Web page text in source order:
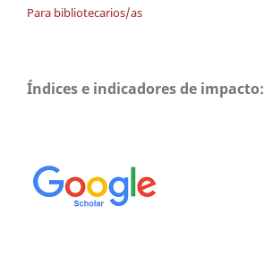
Para bibliotecarios/as
Índices e indicadores de impacto: